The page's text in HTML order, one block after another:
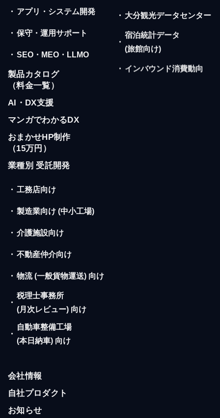
・ アプリ・システム開発
・ 保守・運用サポート
・ SEO・MEO・LLMO
製品カタログ
（料金一覧）
AI・DX支援
マンガでわかるDX
おまかせHP制作
（15万円）
業種別 受託開発
・ 工務店向け
・ 製造業向け (中小工場)
・ 介護施設向け
・ 不動産仲介向け
・ 物流 (一般貨物運送) 向け
・
税理士事務所
(月次レビュー) 向け
・
自動車整備工場
(本日納車) 向け
・ 大分観光データセンター
・
宿泊統計データ
(旅館向け)
・ インバウンド消費動向
会社情報
自社プロダクト
お知らせ